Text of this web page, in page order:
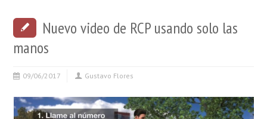
Nuevo video de RCP usando solo las
manos
09/06/2017 Gustavo Flores